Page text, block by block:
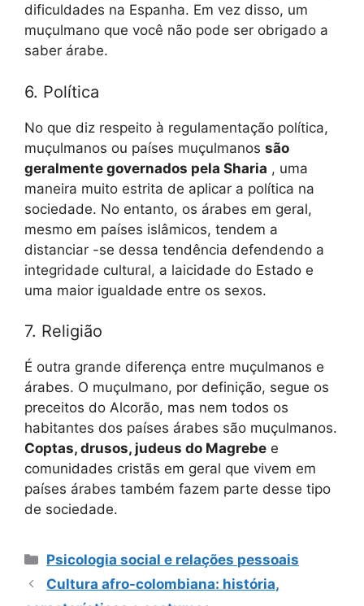
dificuldades na Espanha. Em vez disso, um
muçulmano que você não pode ser obrigado a
saber árabe.
6. Política
No que diz respeito à regulamentação política,
muçulmanos ou países muçulmanos são
geralmente governados pela Sharia , uma
maneira muito estrita de aplicar a política na
sociedade. No entanto, os árabes em geral,
mesmo em países islâmicos, tendem a
distanciar -se dessa tendência defendendo a
integridade cultural, a laicidade do Estado e
uma maior igualdade entre os sexos.
7. Religião
É outra grande diferença entre muçulmanos e
árabes. O muçulmano, por definição, segue os
preceitos do Alcorão, mas nem todos os
habitantes dos países árabes são muçulmanos.
Coptas, drusos, judeus do Magrebe e
comunidades cristãs em geral que vivem em
países árabes também fazem parte desse tipo
de sociedade.
Categorias
Psicologia social e relações pessoais
Cultura afro-colombiana: história,